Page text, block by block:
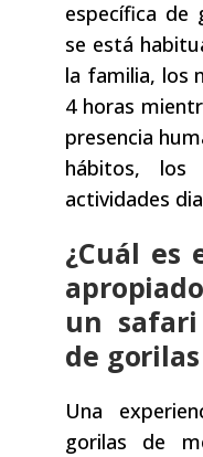
específica de
se está
la familia, los
4 horas
presencia
hábitos, los
actividades
¿Cuál es
un
de
Una
gorilas de